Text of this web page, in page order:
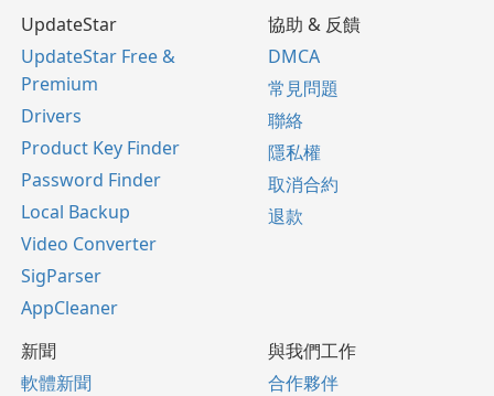
UpdateStar
UpdateStar Free &
Premium
Drivers
Product Key Finder
Password Finder
Local Backup
Video Converter
SigParser
AppCleaner
協助 & 反饋
DMCA
常見問題
聯絡
隱私權
取消合約
退款
新聞
軟體新聞
與我們工作
合作夥伴